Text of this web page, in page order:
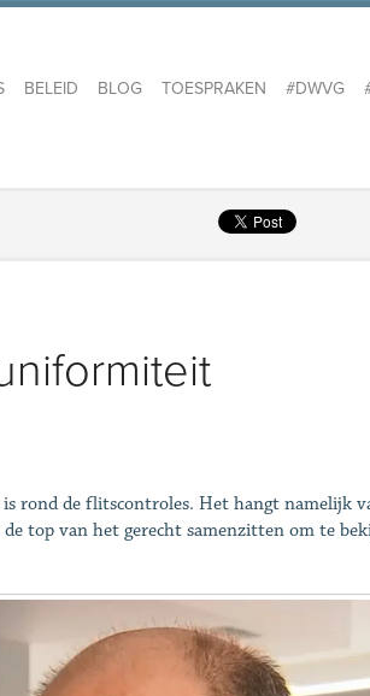
BELEID BLOG TOESPRAKEN #DWVG
rond de flitscontroles. Het hangt namelijk
top van het gerecht samenzitten om te